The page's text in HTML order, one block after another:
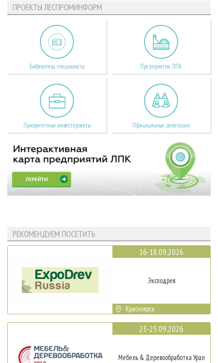
ПРОЕКТЫ ЛЕСПРОМИНФОРМ
Библиотека специалиста Предприятия ЛПК
Приоритетные инвестпроекты Официальные делегации
РЕКОМЕНДУЕМ ПОСЕТИТЬ
16-18.09.2026
Эксподрев
Красноярск
23-25.09.2026
Мебель & Деревообработка Урал